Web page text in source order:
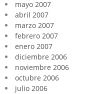
mayo 2007
abril 2007
marzo 2007
febrero 2007
enero 2007
diciembre 2006
noviembre 2006
octubre 2006
julio 2006